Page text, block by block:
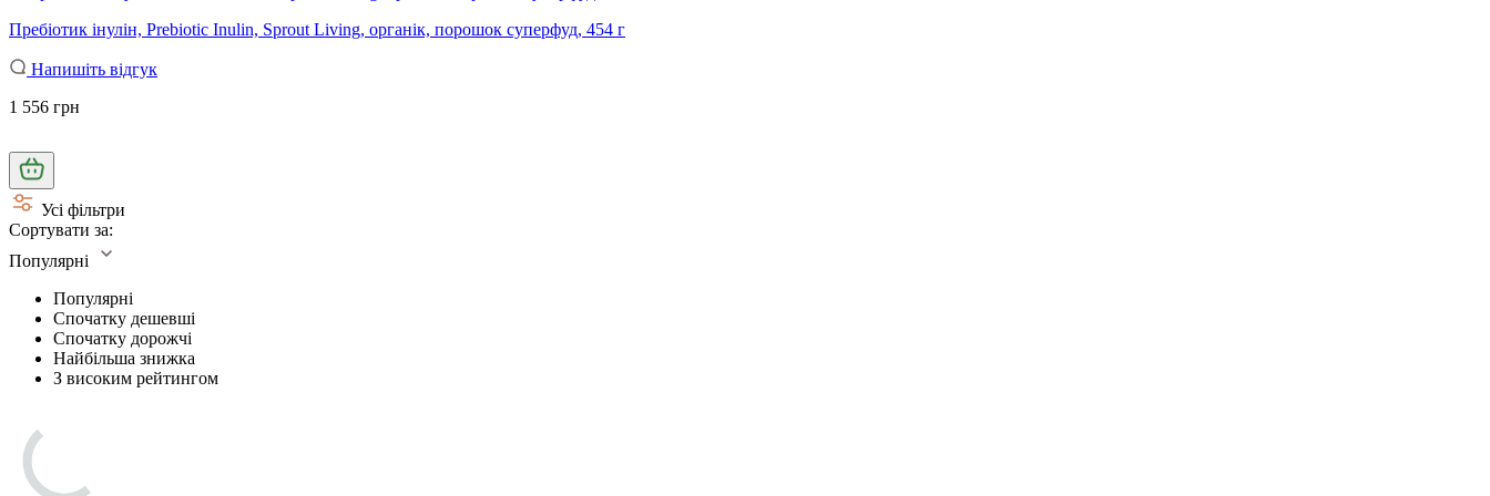
Пребіотик інулін, Prebiotic Inulin, Sprout Living, органік, порошок суперфуд, 454 г
Напишіть відгук
1 556 грн
Усі фільтри
Сортувати за:
Популярні
Популярні
Спочатку дешевші
Спочатку дорожчі
Найбільша знижка
З високим рейтингом